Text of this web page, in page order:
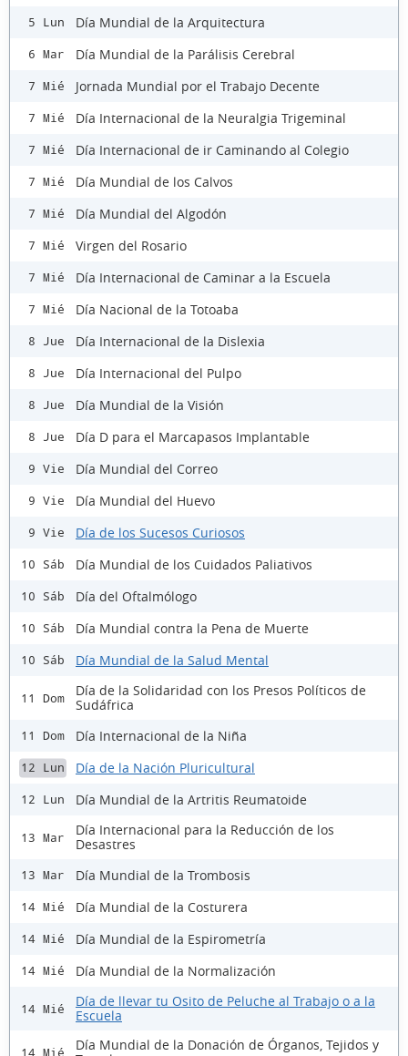
5 Lun Día Mundial de la Arquitectura
6 Mar Día Mundial de la Parálisis Cerebral
7 Mié Jornada Mundial por el Trabajo Decente
7 Mié Día Internacional de la Neuralgia Trigeminal
7 Mié Día Internacional de ir Caminando al Colegio
7 Mié Día Mundial de los Calvos
7 Mié Día Mundial del Algodón
7 Mié Virgen del Rosario
7 Mié Día Internacional de Caminar a la Escuela
7 Mié Día Nacional de la Totoaba
8 Jue Día Internacional de la Dislexia
8 Jue Día Internacional del Pulpo
8 Jue Día Mundial de la Visión
8 Jue Día D para el Marcapasos Implantable
9 Vie Día Mundial del Correo
9 Vie Día Mundial del Huevo
9 Vie Día de los Sucesos Curiosos
10 Sáb Día Mundial de los Cuidados Paliativos
10 Sáb Día del Oftalmólogo
10 Sáb Día Mundial contra la Pena de Muerte
10 Sáb Día Mundial de la Salud Mental
11 Dom
Día de la Solidaridad con los Presos Políticos de
Sudáfrica
11 Dom Día Internacional de la Niña
12 Lun Día de la Nación Pluricultural
12 Lun Día Mundial de la Artritis Reumatoide
13 Mar
Día Internacional para la Reducción de los
Desastres
13 Mar Día Mundial de la Trombosis
14 Mié Día Mundial de la Costurera
14 Mié Día Mundial de la Espirometría
14 Mié Día Mundial de la Normalización
14 Mié
Día de llevar tu Osito de Peluche al Trabajo o a la
Escuela
14 Mié
Día Mundial de la Donación de Órganos, Tejidos y